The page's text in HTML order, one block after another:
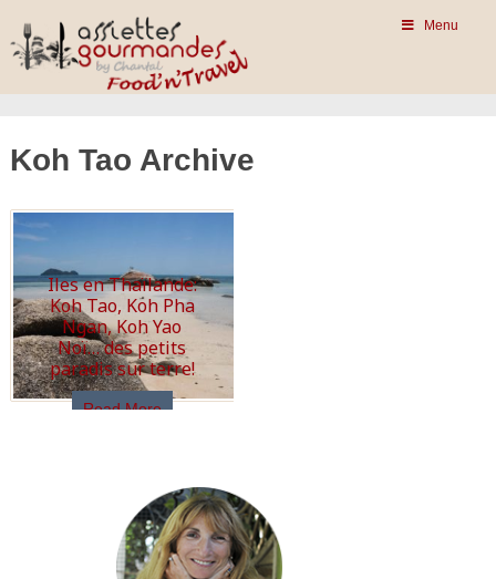
Menu
Koh Tao Archive
Iles en Thaïlande:
Koh Tao, Koh Pha
Ngan, Koh Yao
Noï… des petits
paradis sur terre!
Read More